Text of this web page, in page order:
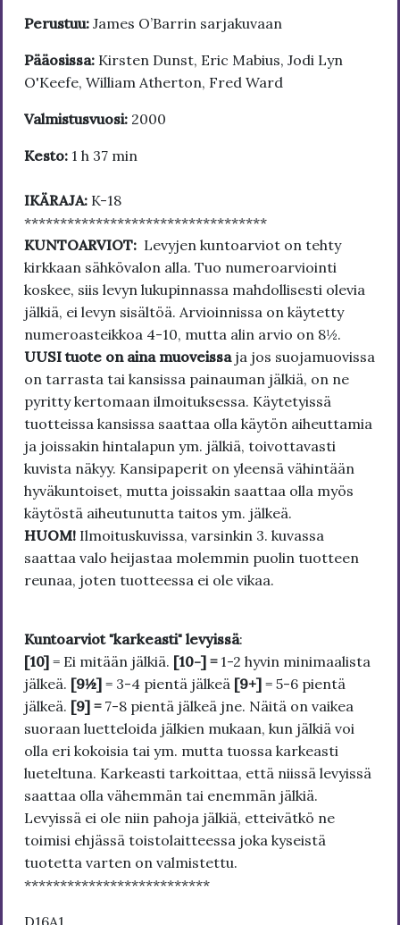
Perustuu: James O’Barrin sarjakuvaan
Pääosissa: Kirsten Dunst, Eric Mabius, Jodi Lyn
O'Keefe, William Atherton, Fred Ward
Valmistusvuosi: 2000
Kesto: 1 h 37 min
IKÄRAJA: K-18
**********************************
KUNTOARVIOT: Levyjen kuntoarviot on tehty
kirkkaan sähkövalon alla. Tuo numeroarviointi
koskee, siis levyn lukupinnassa mahdollisesti olevia
jälkiä, ei levyn sisältöä. Arvioinnissa on käytetty
numeroasteikkoa 4-10, mutta alin arvio on 8½.
UUSI tuote on aina muoveissa ja jos suojamuovissa
on tarrasta tai kansissa painauman jälkiä, on ne
pyritty kertomaan ilmoituksessa. Käytetyissä
tuotteissa kansissa saattaa olla käytön aiheuttamia
ja joissakin hintalapun ym. jälkiä, toivottavasti
kuvista näkyy. Kansipaperit on yleensä vähintään
hyväkuntoiset, mutta joissakin saattaa olla myös
käytöstä aiheutunutta taitos ym. jälkeä.
HUOM! Ilmoituskuvissa, varsinkin 3. kuvassa
saattaa valo heijastaa molemmin puolin tuotteen
reunaa, joten tuotteessa ei ole vikaa.
Kuntoarviot "karkeasti" levyissä:
[10] = Ei mitään jälkiä. [10-] = 1-2 hyvin minimaalista
jälkeä. [9½] = 3-4 pientä jälkeä [9+] = 5-6 pientä
jälkeä. [9] = 7-8 pientä jälkeä jne. Näitä on vaikea
suoraan luetteloida jälkien mukaan, kun jälkiä voi
olla eri kokoisia tai ym. mutta tuossa karkeasti
lueteltuna. Karkeasti tarkoittaa, että niissä levyissä
saattaa olla vähemmän tai enemmän jälkiä.
Levyissä ei ole niin pahoja jälkiä, etteivätkö ne
toimisi ehjässä toistolaitteessa joka kyseistä
tuotetta varten on valmistettu.
**************************